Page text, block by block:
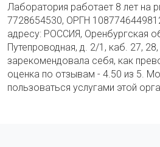
Лаборатория работает 8 лет на
7728654530, ОРГН
адресу: РОССИЯ, Оренбургская
Путепроводная, д. 2/1, каб. 27,
зарекомендовала себя, как
оценка по отзывам - 4.50 из 5.
пользоваться услугами этой